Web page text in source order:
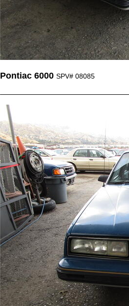
Pontiac 6000 SPV# 08085